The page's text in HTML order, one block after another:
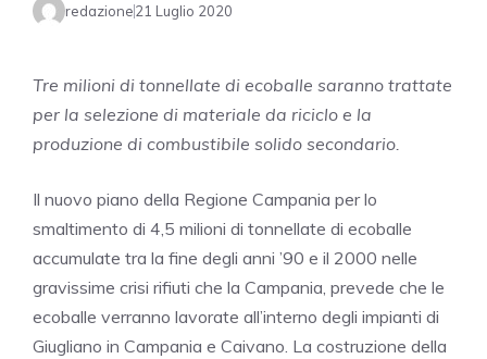
redazione21 Luglio 2020
Tre milioni di tonnellate di ecoballe saranno trattate
per la selezione di materiale da riciclo e la
produzione di combustibile solido secondario.
Il nuovo piano della Regione Campania per lo
smaltimento di 4,5 milioni di tonnellate di ecoballe
accumulate tra la fine degli anni ’90 e il 2000 nelle
gravissime crisi rifiuti che la Campania, prevede che le
ecoballe verranno lavorate all’interno degli impianti di
Giugliano in Campania e Caivano. La costruzione della